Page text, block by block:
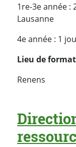
1re-3e année :
Lausanne
4e année : 1
Lieu de
Renens